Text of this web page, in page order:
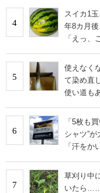
4
スイカ1
年8カ月
「えっ
5
使えなく
て染め直
使い道も
6
「5枚も
シャツ”
「汗をか
7
草刈り中
いたら……